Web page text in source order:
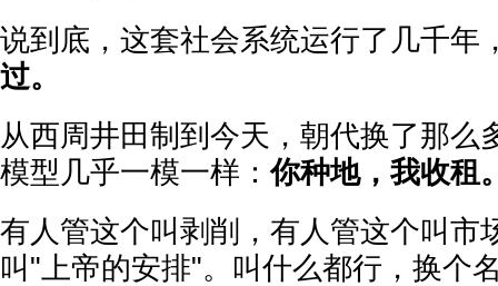
说到底，这套社会系统运行了几千年
过。
从西周井田制到今天，朝代换了那么
模型几乎一模一样：你种地，我收租
有人管这个叫剥削，有人管这个叫市
叫"上帝的安排"。叫什么都行，换个